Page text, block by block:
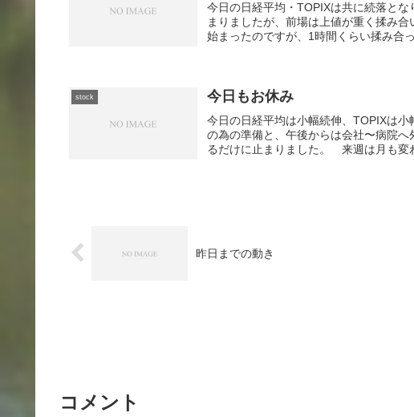
今日の日経平均・TOPIXは共に続落と
まりましたが、前場は上値が重く揉み
始まったのですが、1時間くらい揉み合
stock 今日もお休み
今日の日経平均は小幅続伸、TOPIXは
の為の準備と、午後からは会社〜病院
るだけに止まりました。 来週は月も変
昨日までの動き
コメント